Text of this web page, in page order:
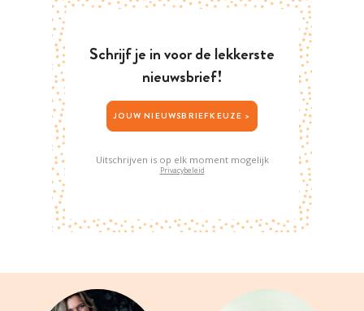
Schrijf je in voor de lekkerste
nieuwsbrief!
JOUW NIEUWSBRIEFKEUZE >
Uitschrijven is op elk moment mogelijk
Privacybeleid